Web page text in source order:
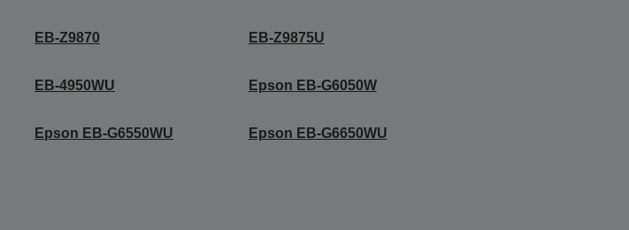
EB-Z9870 EB-Z9875U
EB-4950WU Epson EB-G6050W
Epson EB-G6550WU Epson EB-G6650WU